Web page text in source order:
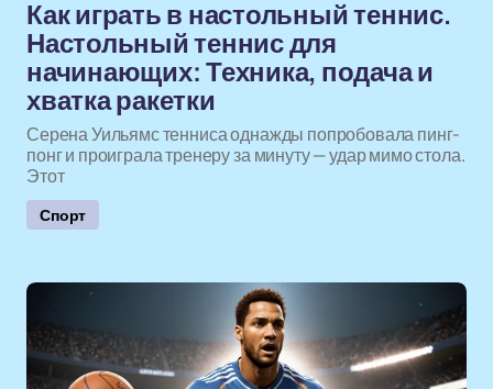
Как играть в настольный теннис.
Настольный теннис для
начинающих: Техника, подача и
хватка ракетки
Серена Уильямс тенниса однажды попробовала пинг-
понг и проиграла тренеру за минуту — удар мимо стола.
Этот
Спорт